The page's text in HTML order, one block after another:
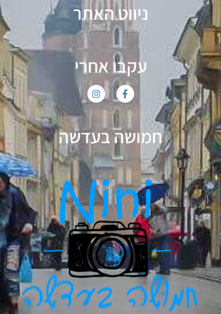
ניווט האתר
עקבו אחרי
חמושה בעדשה